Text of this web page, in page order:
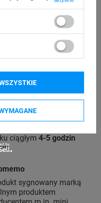
własnej aplikacji do
czemu sprawdza się
etykiety z
z 2 rodzajów zasilania:
mAh(wbudowana).
ciągłym 4-5 godzin
sygnowany marką
produktem